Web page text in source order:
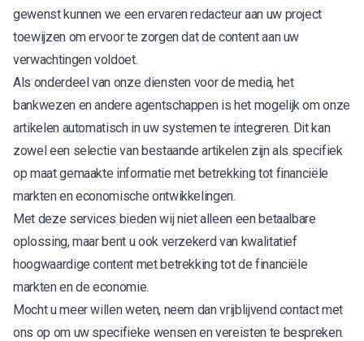
gewenst kunnen we een ervaren redacteur aan uw project
toewijzen om ervoor te zorgen dat de content aan uw
verwachtingen voldoet.
Als onderdeel van onze diensten voor de media, het
bankwezen en andere agentschappen is het mogelijk om onze
artikelen automatisch in uw systemen te integreren. Dit kan
zowel een selectie van bestaande artikelen zijn als specifiek
op maat gemaakte informatie met betrekking tot financiële
markten en economische ontwikkelingen.
Met deze services bieden wij niet alleen een betaalbare
oplossing, maar bent u ook verzekerd van kwalitatief
hoogwaardige content met betrekking tot de financiële
markten en de economie.
Mocht u meer willen weten, neem dan vrijblijvend contact met
ons op om uw specifieke wensen en vereisten te bespreken.